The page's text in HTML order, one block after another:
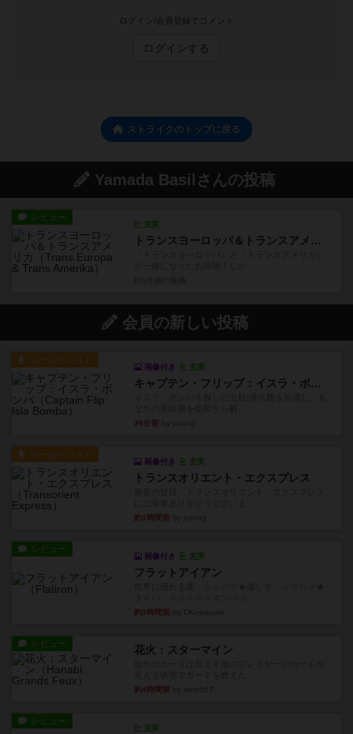
ログイン/会員登録でコメント
ログインする
ストライクのトップに戻る
Yamada Basilさんの投稿
レビュー
充実
トランスヨーロッパ＆トランスアメリカ
会員の新しい投稿
ルール/インスト
画像付き 充実
キャプテン・フリップ：イスラ・ボンバ
36分前
ルール/インスト
画像付き 充実
トランスオリエント・エクスプレス
約1時間前
レビュー
画像付き 充実
フラットアイアン
約3時間前
レビュー 花火：スターマイン
約4時間前
レビュー
充実